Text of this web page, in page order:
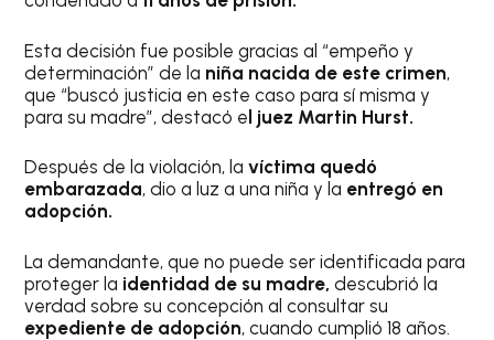
Esta decisión fue posible gracias al “empeño y
determinación” de la niña nacida de este crimen,
que “buscó justicia en este caso para sí misma y
para su madre”, destacó el juez Martin Hurst.
Después de la violación, lavíctima quedó
embarazada, dio a luz a una niña y la entregó en
adopción.
La demandante, que no puede ser identificada para
proteger la identidad de su madre, descubrió la
verdad sobre su concepción al consultar su
expediente de adopción, cuando cumplió 18 años.